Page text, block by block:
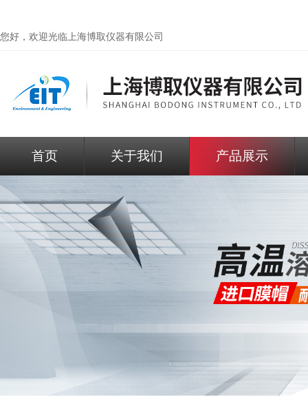
您好，欢迎光临上海博取仪器有限公司
首页 关于我们 产品展示